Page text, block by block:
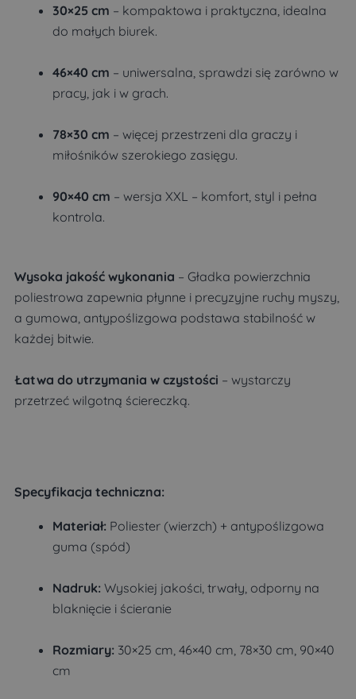
30×25 cm – kompaktowa i praktyczna, idealna
do małych biurek.
46×40 cm – uniwersalna, sprawdzi się zarówno w
pracy, jak i w grach.
78×30 cm – więcej przestrzeni dla graczy i
miłośników szerokiego zasięgu.
90×40 cm – wersja XXL – komfort, styl i pełna
kontrola.
Wysoka jakość wykonania – Gładka powierzchnia
poliestrowa zapewnia płynne i precyzyjne ruchy myszy,
a gumowa, antypoślizgowa podstawa stabilność w
każdej bitwie.
Łatwa do utrzymania w czystości – wystarczy
przetrzeć wilgotną ściereczką.
Specyfikacja techniczna:
Materiał: Poliester (wierzch) + antypoślizgowa
guma (spód)
Nadruk: Wysokiej jakości, trwały, odporny na
blaknięcie i ścieranie
Rozmiary: 30×25 cm, 46×40 cm, 78×30 cm, 90×40
cm